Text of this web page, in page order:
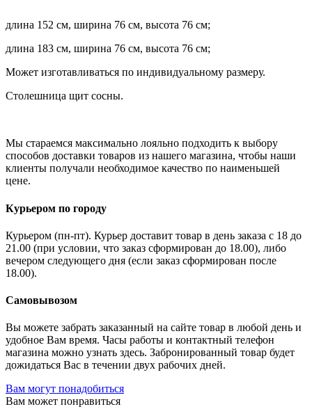
длина 152 см, ширина 76 см, высота 76 см;
длина 183 см, ширина 76 см, высота 76 см;
Может изготавливаться по индивидуальному размеру.
Столешница щит сосны.
Мы стараемся максимально лояльно подходить к выбору
способов доставки товаров из нашего магазина, чтобы наши
клиенты получали необходимое качество по наименьшей
цене.
Курьером по городу
Курьером (пн-пт). Курьер доставит товар в день заказа с 18 до
21.00 (при условии, что заказ сформирован до 18.00), либо
вечером следующего дня (если заказ сформирован после
18.00).
Самовывозом
Вы можете забрать заказанный на сайте товар в любой день и
удобное Вам время. Часы работы и контактный телефон
магазина можно узнать здесь. Забронированный товар будет
дожидаться Вас в течении двух рабочих дней.
Вам могут понадобиться
Вам может понравиться